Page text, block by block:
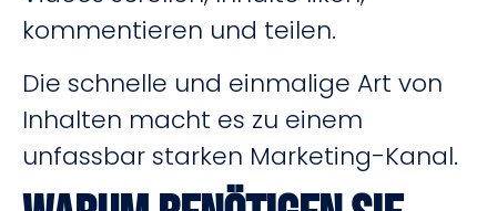
kommentieren und teilen.
Die schnelle und einmalige Art von
Inhalten macht es zu einem
unfassbar starken Marketing-Kanal.